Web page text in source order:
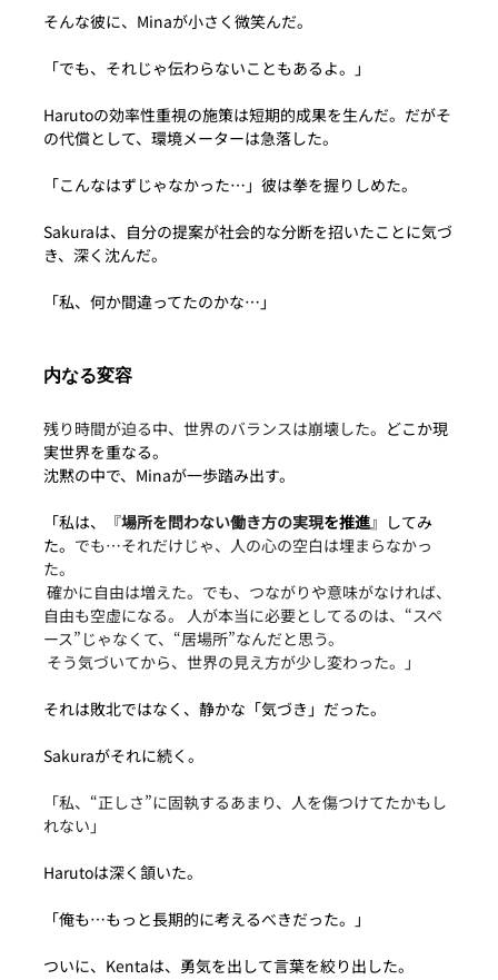
そんな彼に、Minaが小さく微笑んだ。
「でも、それじゃ伝わらないこともあるよ。」
Harutoの効率性重視の施策は短期的成果を生んだ。だがそ
の代償として、環境メーターは急落した。
「こんなはずじゃなかった…」彼は拳を握りしめた。
Sakuraは、自分の提案が社会的な分断を招いたことに気づ
き、深く沈んだ。
「私、何か間違ってたのかな…」
内なる変容
残り時間が迫る中、世界のバランスは崩壊した。 どこか現
実世界を重なる。
沈黙の中で、Minaが一歩踏み出す。
「私は、『場所を問わない働き方の実現を推進』してみ
た。 でも…それだけじゃ、人の心の空白は埋まらなかっ
た。
自由も空虚になる。 人が本当に必要としてるのは、“スペ
ース”じゃなくて、“居場所”なんだと思う。
そう気づいてから、世界の見え方が少し変わった。」
それは敗北ではなく、静かな「気づき」だった。
Sakuraがそれに続く。
「私、“正しさ”に固執するあまり、人を傷つけてたかもし
れない」
Harutoは深く頷いた。
「俺も…もっと長期的に考えるべきだった。」
ついに、Kentaは、勇気を出して言葉を絞り出した。